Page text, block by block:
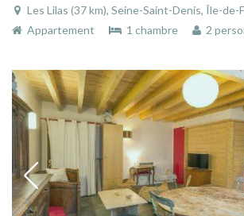
Les Lilas (37 km), Seine-Saint-Denis, Île-de-
Appartement
1 chambre 2